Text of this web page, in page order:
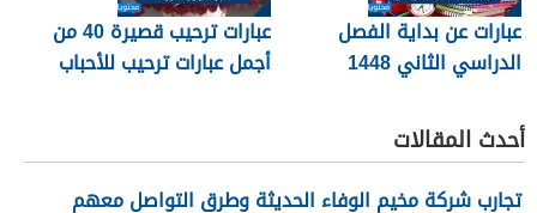
عبارات عن بداية الفصل
الدراسي الثاني 1448
عبارات ترحيب قصيرة 40 من
أجمل عبارات ترحيب للأحباب
أحدث المقالات
تجارب شركة مخيم الوفاء الحديثة وطرق التواصل معهم